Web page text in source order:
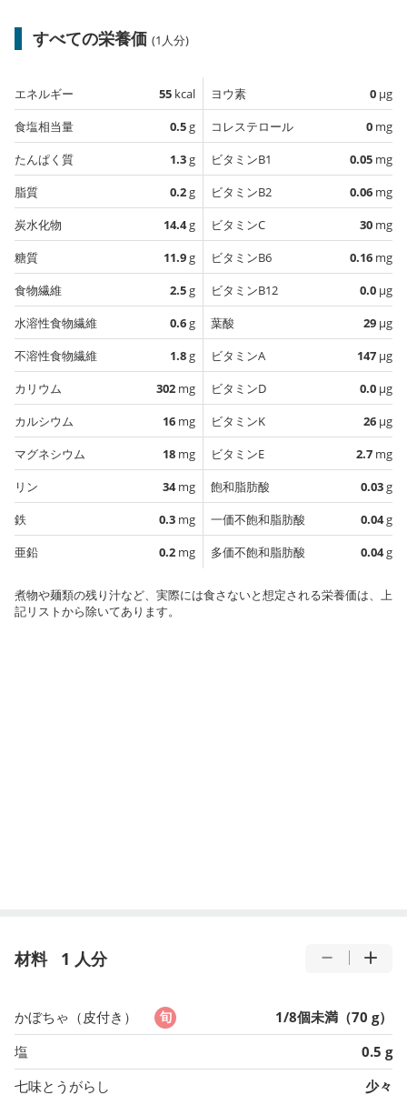
すべての栄養価 (1人分)
エネルギー 55 kcal
食塩相当量
0.5g
たんぱく質
1.3g
脂質
0.2g
炭水化物
14.4g
糖質
11.9g
食物繊維
2.5g
水溶性食物繊維
0.6g
不溶性食物繊維
1.8g
カリウム
302 mg
カルシウム
16 mg
マグネシウム
18 mg
リン
34mg
鉄
0.3 mg
亜鉛
0.2 mg
ヨウ素 0 µg
コレステロール
0 mg
ビタミンB1
0.05 mg
ビタミンB2
0.06 mg
ビタミンC
30 mg
ビタミンB6
0.16 mg
ビタミンB12
0.0 µg
葉酸
29 µg
ビタミンA
147 µg
ビタミンD
0.0 µg
ビタミンK
26 µg
ビタミンE
2.7 mg
飽和脂肪酸
0.03g
一価不飽和脂肪酸
0.04g
多価不飽和脂肪酸
0.04g
煮物や麺類の残り汁など、実際には食さないと想定される栄養価は、上
記リストから除いてあります。
材料 1 人分
かぼちゃ（皮付き）
1/8個未満（70 g）
塩
0.5 g
七味とうがらし
少々